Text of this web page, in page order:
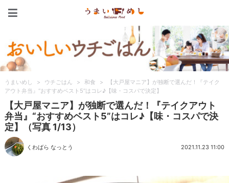
うまいめし > ウチごはん > 和食 >
【大戸屋マニア】が独断で選んだ！『テイク
アウト弁当』“おすすめベスト5”はコレ♪【味・コスパで決定】
【大戸屋マニア】が独断で選んだ！『テイクアウト
弁当』“おすすめベスト5”はコレ♪【味・コスパで決
定】（写真 1/13）
くわばら なっとう 2021.11.23 11:00